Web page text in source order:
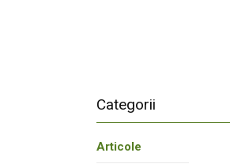
Categorii
Articole